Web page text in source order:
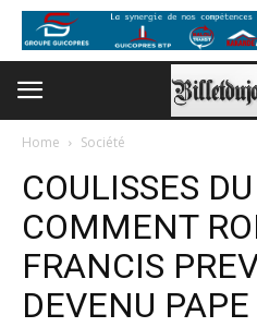
Home Société
COULISSES
COMMENT
FRANCIS
DEVENU PAPE